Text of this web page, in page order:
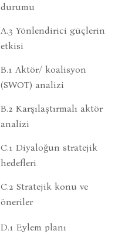
durumu
A.3 Yönlendirici güçlerin
etkisi
B.1 Aktör/ koalisyon
(SWOT) analizi
B.2 Karşılaştırmalı aktör
analizi
C.1 Diyaloğun stratejik
hedefleri
C.2 Stratejik konu ve
öneriler
D.1 Eylem planı